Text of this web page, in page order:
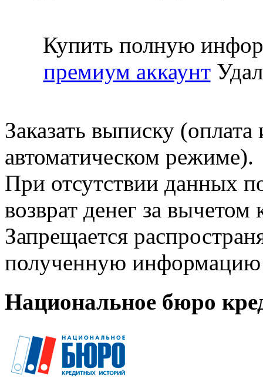
Купить полную
премиум аккаунт
Заказать выписку
автоматическом режиме).
При отсутствии данных
возврат денег за
Запрещается
полученную информацию
Национальное бюро